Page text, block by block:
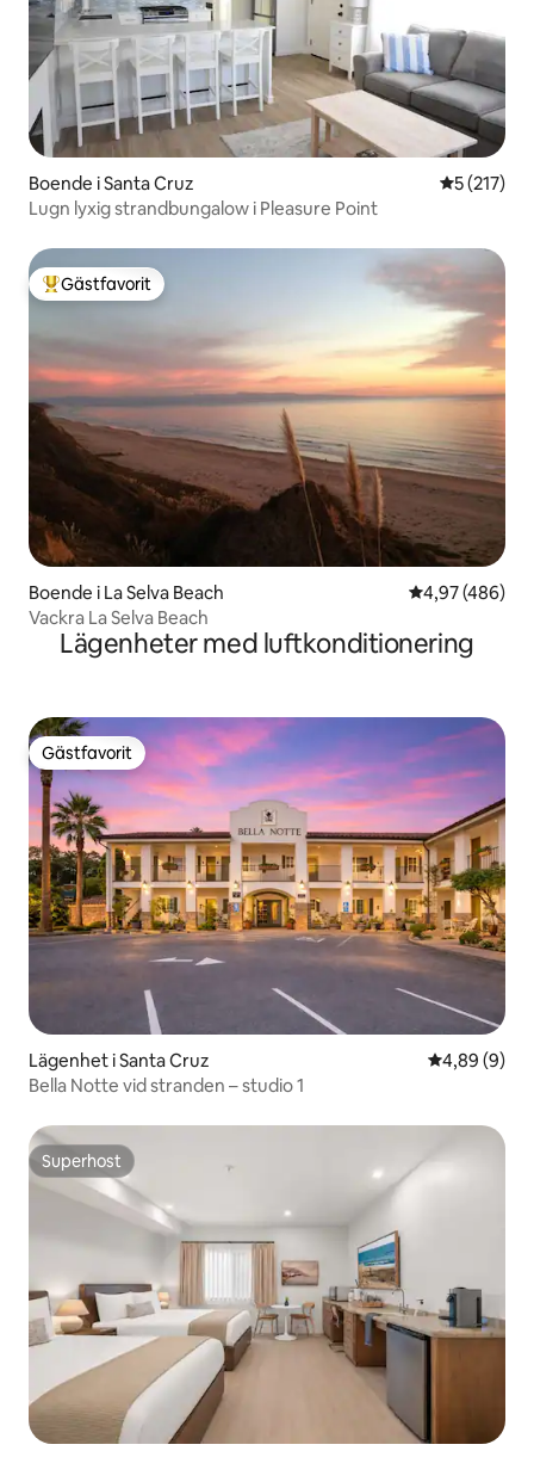
Boende i Santa Cruz 5 av 5 i
5 (217)
Lugn lyxig strandbungalow i Pleasure Point
Populär gästfavorit
Gästfavorit
Boende i La Selva Beach 4,97 av 5 i
4,97 (486)
Vackra La Selva Beach
Lägenheter med luftkonditionering
Gästfavorit
Gästfavorit
Lägenhet i Santa Cruz 4,89 av 5 i
4,89 (9)
Bella Notte vid stranden – studio 1
Superhost
Superhost